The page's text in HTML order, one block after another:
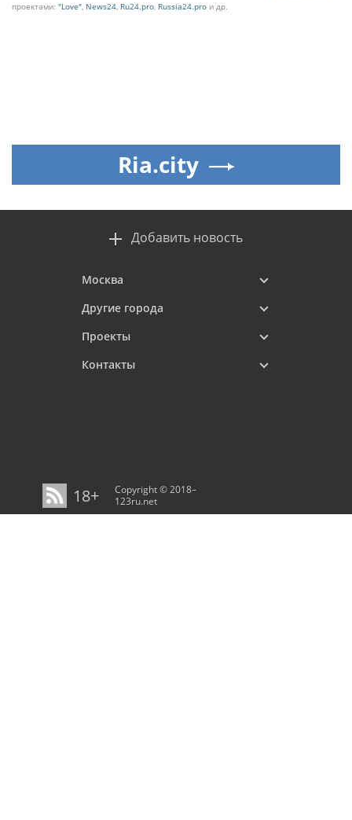
проектами: "Love", News24, Ru24.pro, Russia24.pro и др.
Ria.city
Добавить новость
Москва
Другие города
Проекты
Контакты
18+
Copyright © 2018–
123ru.net